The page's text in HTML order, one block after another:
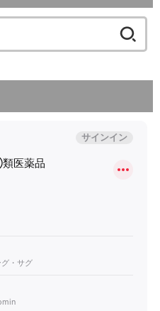
索: